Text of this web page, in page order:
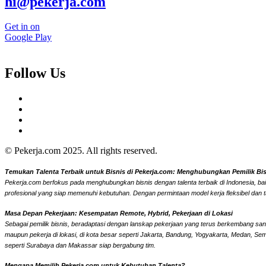
Get in on
Google Play
Follow Us
© Pekerja.com 2025. All rights reserved.
Temukan Talenta Terbaik untuk Bisnis di Pekerja.com: Menghubungkan Pemilik
Pekerja.com berfokus pada menghubungkan bisnis dengan talenta terbaik di Indonesia,
profesional yang siap memenuhi kebutuhan. Dengan permintaan model kerja fleksibel
Masa Depan Pekerjaan: Kesempatan Remote, Hybrid, Pekerjaan di Lokasi
Sebagai pemilik bisnis, beradaptasi dengan lanskap pekerjaan yang terus berkembang
maupun pekerja di lokasi, di kota besar seperti Jakarta, Bandung, Yogyakarta, Medan,
seperti Surabaya dan Makassar siap bergabung tim.